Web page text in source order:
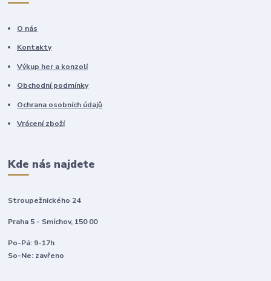
O nás
Kontakty
Výkup her a konzolí
Obchodní podmínky
Ochrana osobních údajů
Vrácení zboží
Kde nás najdete
Stroupežnického 24
Praha 5 - Smíchov, 150 00
Po-Pá: 9-17h
So-Ne: zavřeno